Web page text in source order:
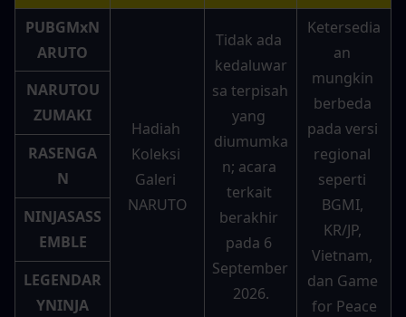
PUBGMxN
ARUTO
Hadiah
Koleksi
Galeri
NARUTO
Tidak ada
kedaluwar
sa terpisah
yang
diumumka
n; acara
terkait
berakhir
pada 6
September
2026.
Ketersedia
an
mungkin
berbeda
pada versi
regional
seperti
BGMI,
KR/JP,
Vietnam,
dan Game
for Peace
NARUTOU
ZUMAKI
RASENGA
N
NINJASASS
EMBLE
LEGENDAR
YNINJA